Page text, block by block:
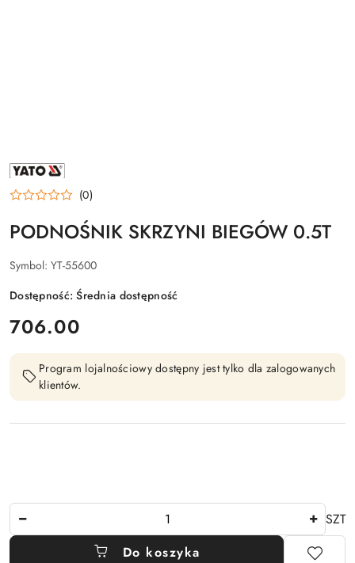
NAZWA
PRODUCENTA:
YATO (0)
PODNOŚNIK SKRZYNI BIEGÓW 0.5T
Symbol: YT-55600
Dostępność:Średnia dostępność
cena:
706.00
Program lojalnościowy dostępny jest tylko dla zalogowanych
klientów.
SZT
Do koszyka